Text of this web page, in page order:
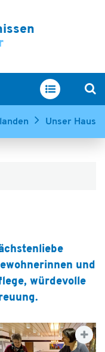
Unser Haus
und
würdevolle